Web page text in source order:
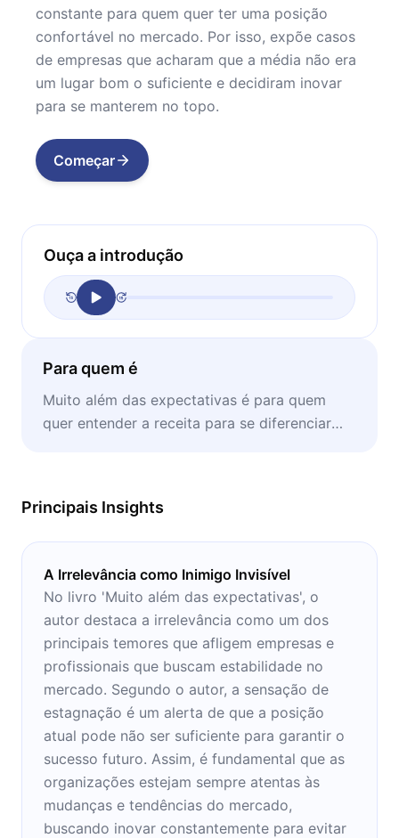
constante para quem quer ter uma posição
confortável no mercado. Por isso, expõe casos
de empresas que acharam que a média não era
um lugar bom o suficiente e decidiram inovar
para se manterem no topo.
Começar
Ouça a introdução
Para quem é
Muito além das expectativas é para quem
quer entender a receita para se diferenciar
Principais Insights
A Irrelevância como Inimigo Invisível
No livro 'Muito além das expectativas', o
autor destaca a irrelevância como um dos
principais temores que afligem empresas e
profissionais que buscam estabilidade no
mercado. Segundo o autor, a sensação de
estagnação é um alerta de que a posição
atual pode não ser suficiente para garantir o
sucesso futuro. Assim, é fundamental que as
organizações estejam sempre atentas às
mudanças e tendências do mercado,
buscando inovar constantemente para evitar